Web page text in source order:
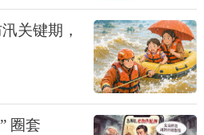
关键期，
圈套